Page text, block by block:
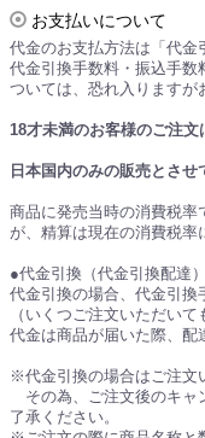
お支払いについて
代金のお支払方法は「代金
代金引換手数料・振込手数
ついては、恐れ入りますが
18才未満のお客様のご注文
日本国内のみの販売とさせ
商品に発売当時の消費税率
が、精算は現在の消費税率
●代金引換（代金引換配達
代金引換の場合、代金引換
（いくつご注文いただい
代金は商品が届いた際、配
※代金引換の場合はご注文
その為、ご注文後のキャ
了承ください。